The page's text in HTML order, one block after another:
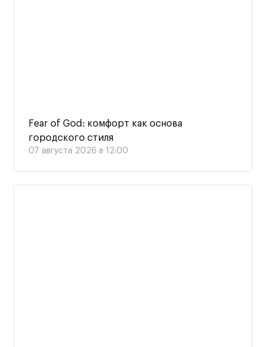
Fear of God: комфорт как основа
городского стиля
07 августа 2026 в 12:00